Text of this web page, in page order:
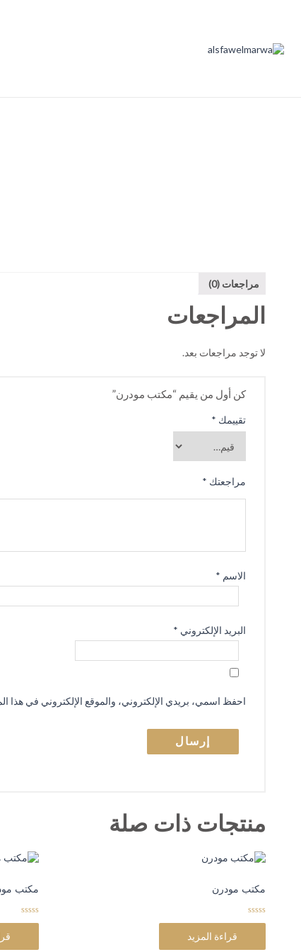
مراجعات (0)
المراجعات
لا توجد مراجعات بعد.
كن أول من يقيم “مكتب مودرن”
تقييمك *
مراجعتك *
الاسم *
البريد الإلكتروني *
احفظ اسمي، بريدي الإلكتروني، والموقع الإلكتروني في هذا
منتجات ذات صلة
مكتب مودرن
0
t
قراءة المزيد
مكتب
0
t